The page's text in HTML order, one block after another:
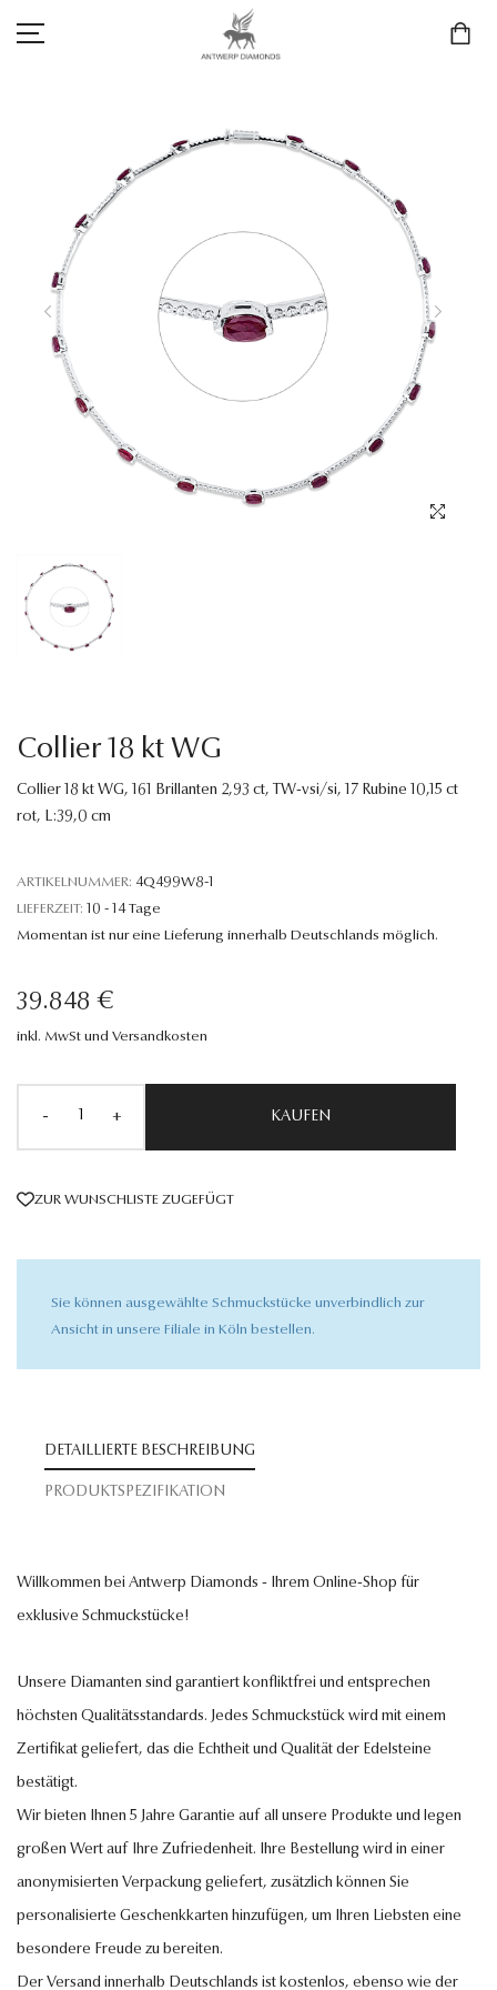
LIEBE & VERLOBUNG
ANTWERP DIAMONDS LUXURY COLLECTION
MARKEN
3D TRAURINGKONFIGURATION
Collier 18 kt WG
Collier 18 kt WG, 161 Brillanten 2,93 ct, TW-vsi/si, 17 Rubine 10,15 ct
rot, L:39,0 cm
ARTIKELNUMMER: 4Q499W8-1
LIEFERZEIT: 10 - 14 Tage
Momentan ist nur eine Lieferung innerhalb Deutschlands möglich.
39.848 €
inkl. MwSt und Versandkosten
- + KAUFEN
ZUR WUNSCHLISTE ZUGEFÜGT
Sie können ausgewählte Schmuckstücke unverbindlich zur
Ansicht in unsere Filiale in Köln bestellen.
DETAILLIERTE BESCHREIBUNG
PRODUKTSPEZIFIKATION
Willkommen bei Antwerp Diamonds - Ihrem Online-Shop für
exklusive Schmuckstücke!
Unsere Diamanten sind garantiert konfliktfrei und entsprechen
höchsten Qualitätsstandards. Jedes Schmuckstück wird mit einem
Zertifikat geliefert, das die Echtheit und Qualität der Edelsteine
bestätigt.
Wir bieten Ihnen 5 Jahre Garantie auf all unsere Produkte und legen
großen Wert auf Ihre Zufriedenheit. Ihre Bestellung wird in einer
anonymisierten Verpackung geliefert, zusätzlich können Sie
personalisierte Geschenkkarten hinzufügen, um Ihren Liebsten eine
besondere Freude zu bereiten.
Der Versand innerhalb Deutschlands ist kostenlos, ebenso wie der